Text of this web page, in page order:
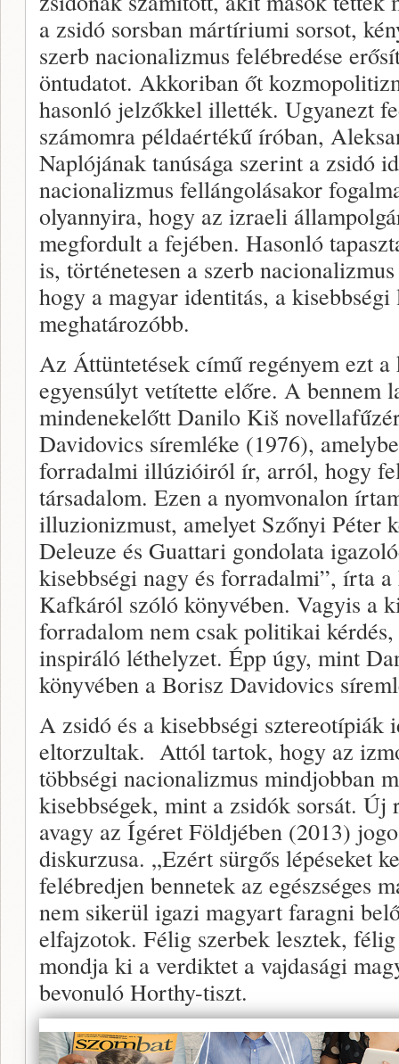
a zsidó sorsban mártíriumi sorsot,
szerb nacionalizmus felébredése
öntudatot. Akkoriban őt
hasonló jelzőkkel illették. Ugyanezt
számomra példaértékű íróban,
Naplójának tanúsága szerint a zsidó
nacionalizmus fellángolásakor
olyannyira, hogy az izraeli
megfordult a fejében. Hasonló
is, történetesen a szerb
hogy a magyar identitás, a kisebbségi
meghatározóbb.
Az Áttüntetések című regényem ezt a
egyensúlyt vetítette előre. A bennem
mindenekelőtt Danilo Kiš
Davidovics síremléke (1976),
forradalmi illúzióiról ír, arról, hogy
társadalom. Ezen a nyomvonalon
illuzionizmust, amelyet Szőnyi
Deleuze és Guattari gondolata
kisebbségi nagy és forradalmi”, írta
Kafkáról szóló könyvében. Vagyis a
forradalom nem csak politikai
inspiráló léthelyzet. Épp úgy, mint
könyvében a Borisz Davidovics
A zsidó és a kisebbségi sztereotípiák
eltorzultak. Attól tartok, hogy az
többségi nacionalizmus mindjobban
kisebbségek, mint a zsidók sorsát. Új
avagy az Ígéret Földjében (2013)
diskurzusa. „Ezért sürgős lépéseket
felébredjen bennetek az egészséges
nem sikerül igazi magyart faragni
elfajzotok. Félig szerbek lesztek,
mondja ki a verdiktet a vajdasági
bevonuló Horthy-tiszt.